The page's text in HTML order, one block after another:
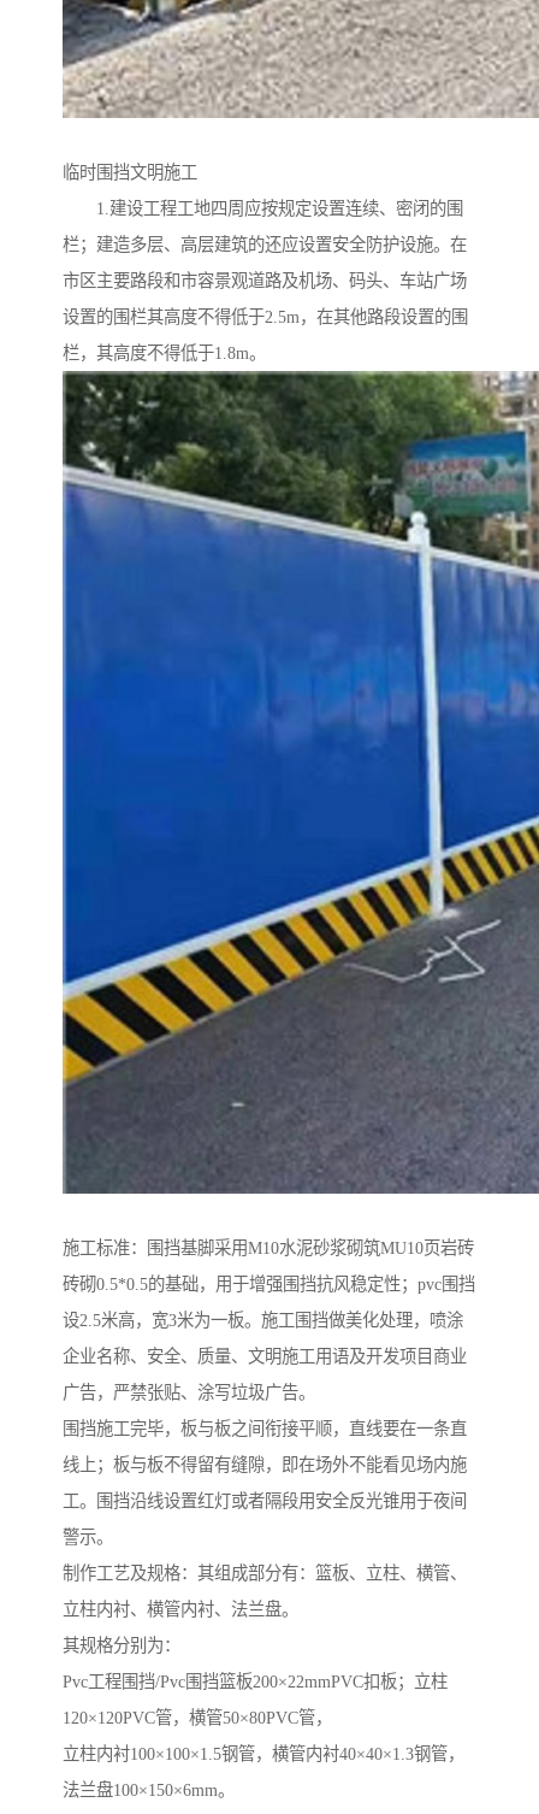
临时围挡文明施工
1.建设工程工地四周应按规定设置连续、密闭的围
栏；建造多层、高层建筑的还应设置安全防护设施。在
市区主要路段和市容景观道路及机场、码头、车站广场
设置的围栏其高度不得低于2.5m，在其他路段设置的围
栏，其高度不得低于1.8m。
施工标准：围挡基脚采用M10水泥砂浆砌筑MU10页岩砖
砖砌0.5*0.5的基础，用于增强围挡抗风稳定性；pvc围挡
设2.5米高，宽3米为一板。施工围挡做美化处理，喷涂
企业名称、安全、质量、文明施工用语及开发项目商业
广告，严禁张贴、涂写垃圾广告。
围挡施工完毕，板与板之间衔接平顺，直线要在一条直
线上；板与板不得留有缝隙，即在场外不能看见场内施
工。围挡沿线设置红灯或者隔段用安全反光锥用于夜间
警示。
制作工艺及规格：其组成部分有：篮板、立柱、横管、
立柱内衬、横管内衬、法兰盘。
其规格分别为：
Pvc工程围挡/Pvc围挡篮板200×22mmPVC扣板；立柱
120×120PVC管，横管50×80PVC管，
立柱内衬100×100×1.5钢管，横管内衬40×40×1.3钢管，
法兰盘100×150×6mm。